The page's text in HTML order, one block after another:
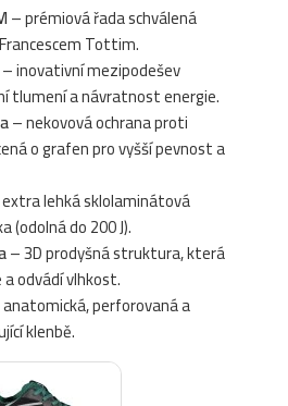
– prémiová řada schválená
Tottim.
– inovativní mezipodešev
tlumení a návratnost energie.
– nekovová ochrana proti
o grafen pro vyšší pevnost a
lehká sklolaminátová
(odolná do 200 J).
– 3D prodyšná struktura, která
odvádí vlhkost.
perforovaná a
klenbě.